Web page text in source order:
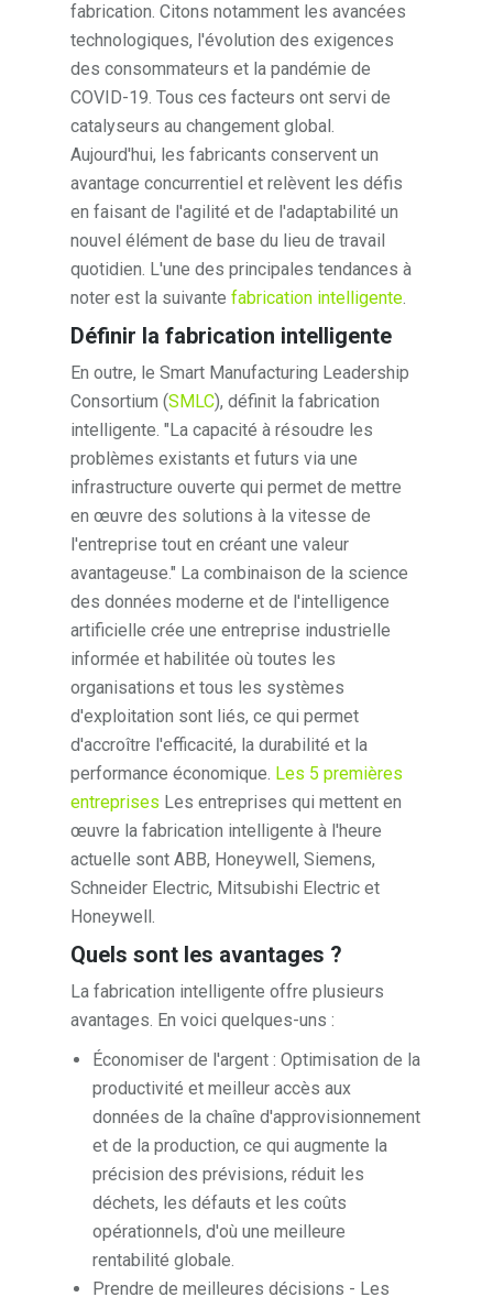
fabrication. Citons notamment les avancées
technologiques, l'évolution des exigences
des consommateurs et la pandémie de
COVID-19. Tous ces facteurs ont servi de
catalyseurs au changement global.
Aujourd'hui, les fabricants conservent un
avantage concurrentiel et relèvent les défis
en faisant de l'agilité et de l'adaptabilité un
nouvel élément de base du lieu de travail
quotidien. L'une des principales tendances à
noter est la suivantefabrication intelligente.
Définir la fabrication intelligente
En outre, le Smart Manufacturing Leadership
Consortium (SMLC), définit la fabrication
intelligente. "La capacité à résoudre les
problèmes existants et futurs via une
infrastructure ouverte qui permet de mettre
en œuvre des solutions à la vitesse de
l'entreprise tout en créant une valeur
avantageuse." La combinaison de la science
des données moderne et de l'intelligence
artificielle crée une entreprise industrielle
informée et habilitée où toutes les
organisations et tous les systèmes
d'exploitation sont liés, ce qui permet
d'accroître l'efficacité, la durabilité et la
performance économique. Les 5 premières
entreprises Les entreprises qui mettent en
œuvre la fabrication intelligente à l'heure
actuelle sont ABB, Honeywell, Siemens,
Schneider Electric, Mitsubishi Electric et
Honeywell.
Quels sont les avantages ?
La fabrication intelligente offre plusieurs
avantages. En voici quelques-uns :
Économiser de l'argent : Optimisation de la
productivité et meilleur accès aux
données de la chaîne d'approvisionnement
et de la production, ce qui augmente la
précision des prévisions, réduit les
déchets, les défauts et les coûts
opérationnels, d'où une meilleure
rentabilité globale.
Prendre de meilleures décisions - Les